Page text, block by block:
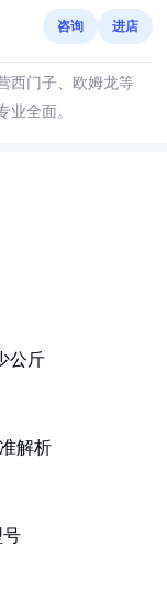
咨询 进店
西门子、欧姆龙等
业全面。
公斤
解析
号